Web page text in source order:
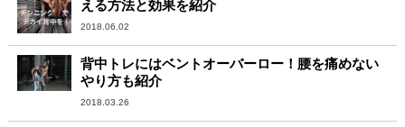
える方法と効果を紹介
2018.06.02
背中トレにはベントオーバーロー！腰を痛めない
やり方も紹介
2018.03.26